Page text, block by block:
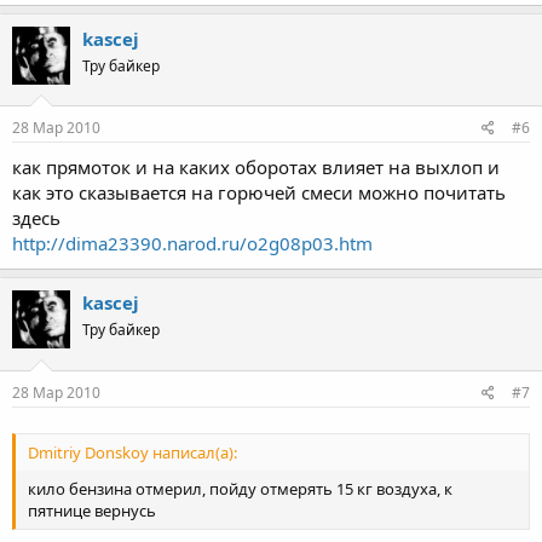
kascej
Тру байкер
28 Мар 2010 #6
как прямоток и на каких оборотах влияет на выхлоп и
как это сказывается на горючей смеси можно почитать
здесь
http://dima23390.narod.ru/o2g08p03.htm
kascej
Тру байкер
28 Мар 2010 #7
Dmitriy Donskoy написал(а):
кило бензина отмерил, пойду отмерять 15 кг воздуха, к
пятнице вернусь